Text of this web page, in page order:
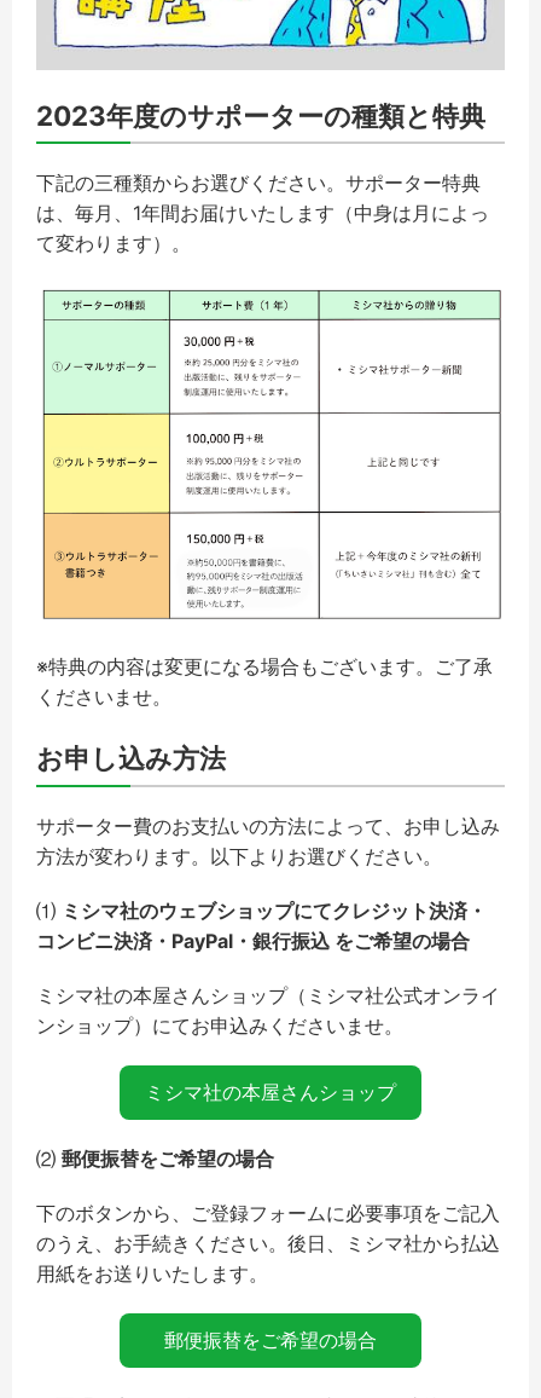
2023年度のサポーターの種類と特典
下記の三種類からお選びください。サポーター特典
は、毎月、1年間お届けいたします（中身は月によっ
て変わります）。
※特典の内容は変更になる場合もございます。ご了承
くださいませ。
お申し込み方法
サポーター費のお支払いの方法によって、お申し込み
方法が変わります。以下よりお選びください。
⑴ ミシマ社のウェブショップにてクレジット決済・
コンビニ決済・PayPal・銀行振込 をご希望の場合
ミシマ社の本屋さんショップ（ミシマ社公式オンライ
ンショップ）にてお申込みくださいませ。
ミシマ社の本屋さんショップ
⑵ 郵便振替をご希望の場合
下のボタンから、ご登録フォームに必要事項をご記入
のうえ、お手続きください。後日、ミシマ社から払込
用紙をお送りいたします。
郵便振替をご希望の場合